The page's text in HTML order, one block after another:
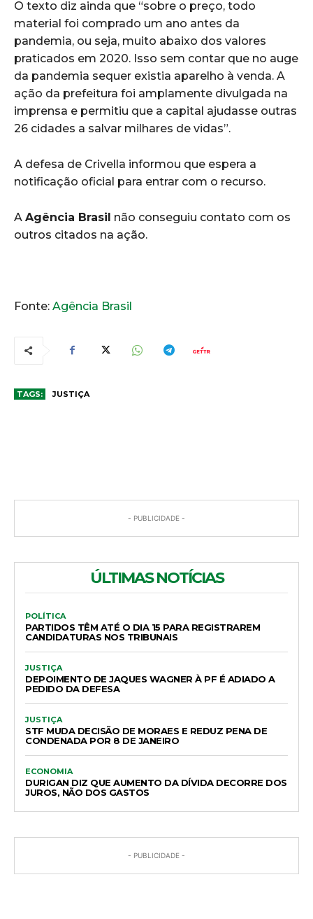
O texto diz ainda que “sobre o preço, todo
material foi comprado um ano antes da
pandemia, ou seja, muito abaixo dos valores
praticados em 2020. Isso sem contar que no auge
da pandemia sequer existia aparelho à venda. A
ação da prefeitura foi amplamente divulgada na
imprensa e permitiu que a capital ajudasse outras
26 cidades a salvar milhares de vidas”.
A defesa de Crivella informou que espera a
notificação oficial para entrar com o recurso.
A Agência Brasil não conseguiu contato com os
outros citados na ação.
Fonte: Agência Brasil
TAGS: JUSTIÇA
- PUBLICIDADE -
ÚLTIMAS NOTÍCIAS
POLÍTICA
PARTIDOS TÊM ATÉ O DIA 15 PARA REGISTRAREM
CANDIDATURAS NOS TRIBUNAIS
JUSTIÇA
DEPOIMENTO DE JAQUES WAGNER À PF É ADIADO A
PEDIDO DA DEFESA
JUSTIÇA
STF MUDA DECISÃO DE MORAES E REDUZ PENA DE
CONDENADA POR 8 DE JANEIRO
ECONOMIA
DURIGAN DIZ QUE AUMENTO DA DÍVIDA DECORRE DOS
JUROS, NÃO DOS GASTOS
- PUBLICIDADE -